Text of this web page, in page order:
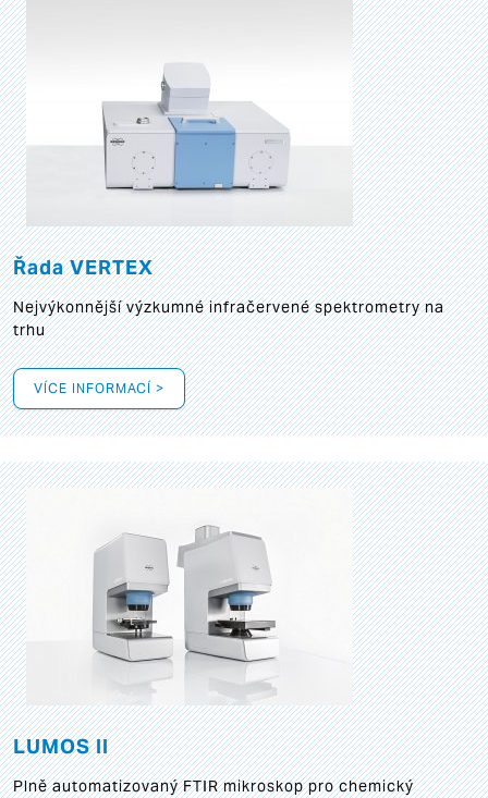
Řada VERTEX
Nejvýkonnější výzkumné infračervené spektrometry na
trhu
VÍCE INFORMACÍ >
LUMOS II
Plně automatizovaný FTIR mikroskop pro chemický